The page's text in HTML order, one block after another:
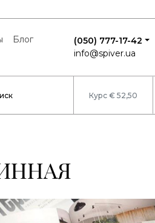
Блог
(050) 777-17-42
info@spiver.ua
Курс € 52,50